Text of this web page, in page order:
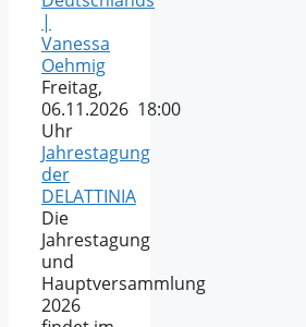
|
Vanessa
Oehmig
Freitag,
06.11.2026 18:00
Uhr
Jahrestagung
der
DELATTINIA
Die
Jahrestagung
und
Hauptversammlung
2026